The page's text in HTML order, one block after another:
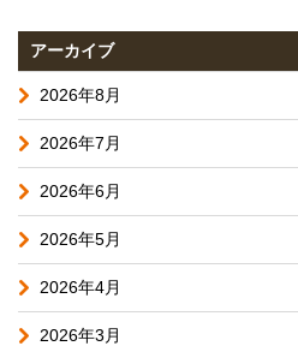
アーカイブ
2026年8月
2026年7月
2026年6月
2026年5月
2026年4月
2026年3月